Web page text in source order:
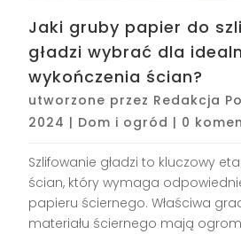
Jaki gruby papier do
gładzi wybrać dla
wykończenia ścian?
utworzone przez Redakcja
2024 | Dom i ogród | 0
Szlifowanie gładzi to kluczowy
ścian, który wymaga
papieru ściernego. Właściwa
materiału ściernego mają